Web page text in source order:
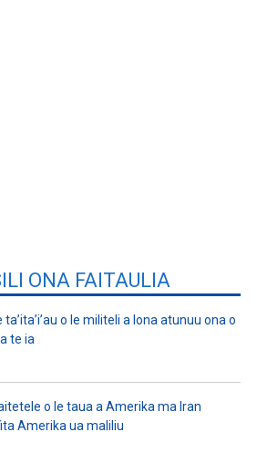
ONA FAITAULIA
o le militeli a lona atunuu ona o
te ia
o le taua a Amerika ma Iran
Amerika ua maliliu